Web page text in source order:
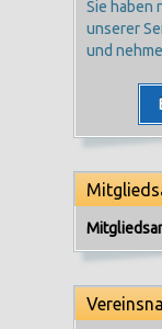
Sie haben
unserer
und